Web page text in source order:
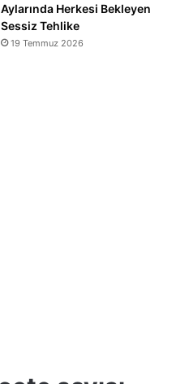
Aylarında Herkesi Bekleyen
Sessiz Tehlike
19 Temmuz 2026